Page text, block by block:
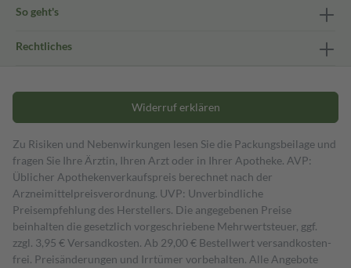
So geht's
Rechtliches
Widerruf erklären
Zu Risiken und Nebenwirkungen lesen Sie die Packungsbeilage und
fragen Sie Ihre Ärztin, Ihren Arzt oder in Ihrer Apotheke. AVP:
Üblicher Apothekenverkaufspreis berechnet nach der
Arzneimittelpreisverordnung. UVP: Unverbindliche
Preisempfehlung des Herstellers. Die angegebenen Preise
beinhalten die gesetzlich vorgeschriebene Mehrwertsteuer, ggf.
zzgl. 3,95 € Versandkosten. Ab 29,00 € Bestell­wert versand­kosten­
frei. Preisänderungen und Irrtümer vorbehalten. Alle Angebote